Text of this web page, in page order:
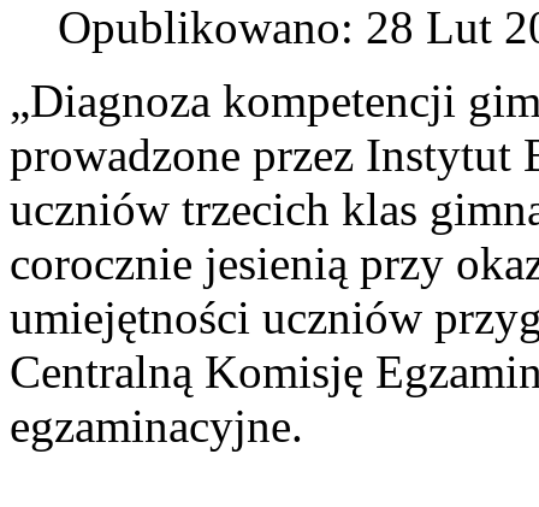
Opublikowano: 28 Lut
„Diagnoza kompetencji
prowadzone przez Instytut
uczniów trzecich klas
corocznie jesienią przy
umiejętności uczniów
Centralną Komisję
egzaminacyjne.